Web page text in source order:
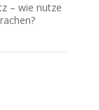
– wie nutze